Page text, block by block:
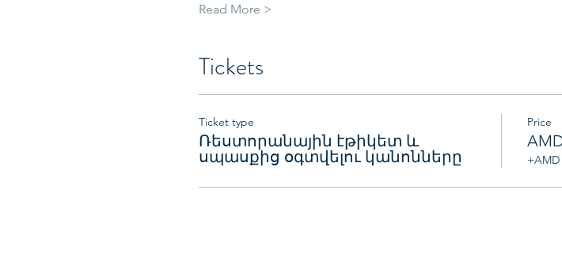
Read More >
Tickets
Ticket type
Ռեստորանային էթիկետ և
սպասքից օգտվելու կանոնները
Price
+AMD